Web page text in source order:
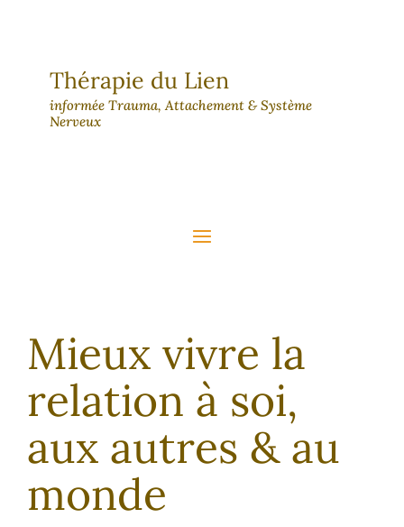
Thérapie du Lien
informée Trauma, Attachement & Système
Nerveux
Mieux vivre la
relation à soi,
aux autres & au
monde